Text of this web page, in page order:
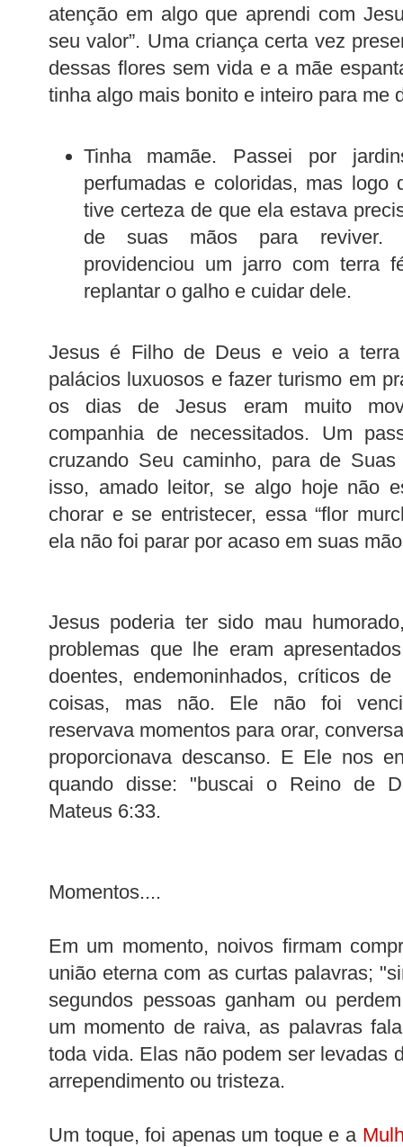
atenção em algo que aprendi com
seu valor”. Uma criança certa vez
dessas flores sem vida e a mãe
tinha algo mais bonito e inteiro para me
Tinha mamãe. Passei por
perfumadas e coloridas, mas logo
tive certeza de que ela estava
de suas mãos para reviver.
providenciou um jarro com terra
replantar o galho e cuidar dele.
Jesus é Filho de Deus e veio a
palácios luxuosos e fazer turismo em
os dias de Jesus eram muito
companhia de necessitados. Um
cruzando Seu caminho, para de
isso, amado leitor, se algo hoje não
chorar e se entristecer, essa “flor
ela não foi parar por acaso em suas
Jesus poderia ter sido mau
problemas que lhe eram
doentes, endemoninhados, críticos
coisas, mas não. Ele não foi
reservava momentos para orar,
proporcionava descanso. E Ele nos
quando disse: "buscai o Reino de
Mateus 6:33.
Momentos....
Em um momento, noivos firmam
união eterna com as curtas palavras;
segundos pessoas ganham ou
um momento de raiva, as palavras
toda vida. Elas não podem ser levadas
arrependimento ou tristeza.
Um toque, foi apenas um toque e a